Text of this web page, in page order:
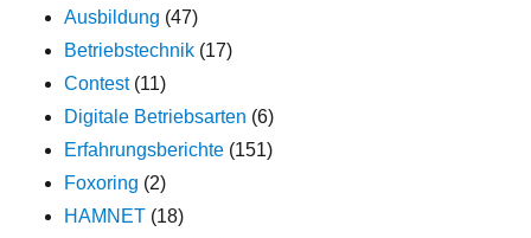
Ausbildung (47)
Betriebstechnik (17)
Contest(11)
Digitale Betriebsarten (6)
Erfahrungsberichte (151)
Foxoring (2)
HAMNET (18)